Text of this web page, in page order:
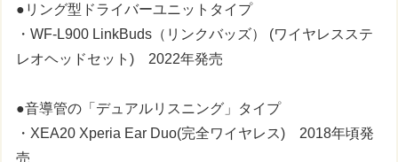
●リング型ドライバーユニットタイプ
・WF-L900 LinkBuds（リンクバッズ） (ワイヤレスステ
レオヘッドセット) 2022年発売
●音導管の「デュアルリスニング」タイプ
・XEA20 Xperia Ear Duo(完全ワイヤレス) 2018年頃発
売